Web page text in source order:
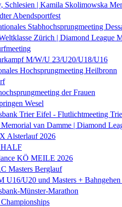
Schlesien | Kamila Skolimowska
Abendsportfest
Stabhochsprungmeeting
Zürich | Diamond League
M/W/U 23/U20/U18/U16
Hochsprungmeeting Heilbronn
der Frauen
Wesel
Trier Eifel - Flutlichtmeeting
van Damme | Diamond
Alsterlauf 2026
HALF
KÖ MEILE 2026
Masters Berglauf
U16/U20 und Masters + Bahngehen
Münster-Marathon